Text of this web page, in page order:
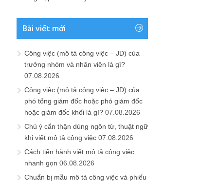
Bài viết mới
Công việc (mô tả công việc – JD) của
trưởng nhóm và nhân viên là gì?
07.08.2026
Công việc (mô tả công việc – JD) của
phó tổng giám đốc hoặc phó giám đốc
hoặc giám đốc khối là gì? 07.08.2026
Chú ý cẩn thận dùng ngôn từ, thuật ngữ
khi viết mô tả công việc 07.08.2026
Cách tiến hành viết mô tả công việc
nhanh gọn 06.08.2026
Chuẩn bị mẫu mô tả công việc và phiếu